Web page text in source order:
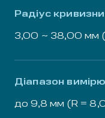
Радіус кривизни
3,00 ~ 38,00 мм
Діапазон
до 9,8 мм (R =